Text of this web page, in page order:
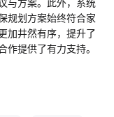
与方案。此外，系统
规划方案始终符合家
加井然有序，提升了
提供了有力支持。